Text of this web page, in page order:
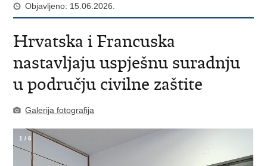
Objavljeno: 15.06.2026.
Hrvatska i Francuska
nastavljaju uspješnu suradnju
u području civilne zaštite
Galerija fotografija
1 /6